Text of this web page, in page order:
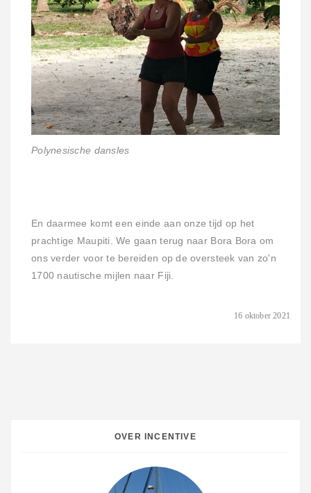
16 oktober 2021
Polynesische dansles
En daarmee komt een einde aan onze tijd op het
prachtige Maupiti. We gaan terug naar Bora Bora om
ons verder voor te bereiden op de oversteek van zo'n
1700 nautische mijlen naar Fiji.
OVER INCENTIVE